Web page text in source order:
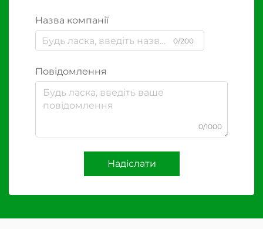
Назва компанії
0/200
Повідомлення
0/1000
Надіслати